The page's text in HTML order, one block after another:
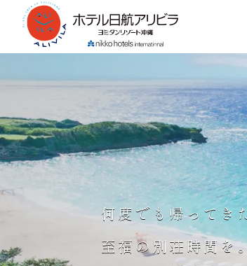
何度でも帰ってき
至福の別荘時間を